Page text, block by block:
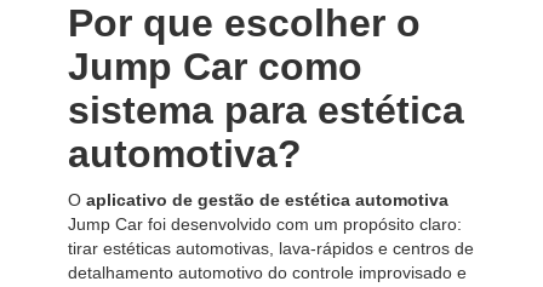
Por que escolher o
Jump Car como
sistema para estética
automotiva?
O aplicativo de gestão de estética automotiva
Jump Car foi desenvolvido com um propósito claro:
tirar estéticas automotivas, lava-rápidos e centros de
detalhamento automotivo do controle improvisado e